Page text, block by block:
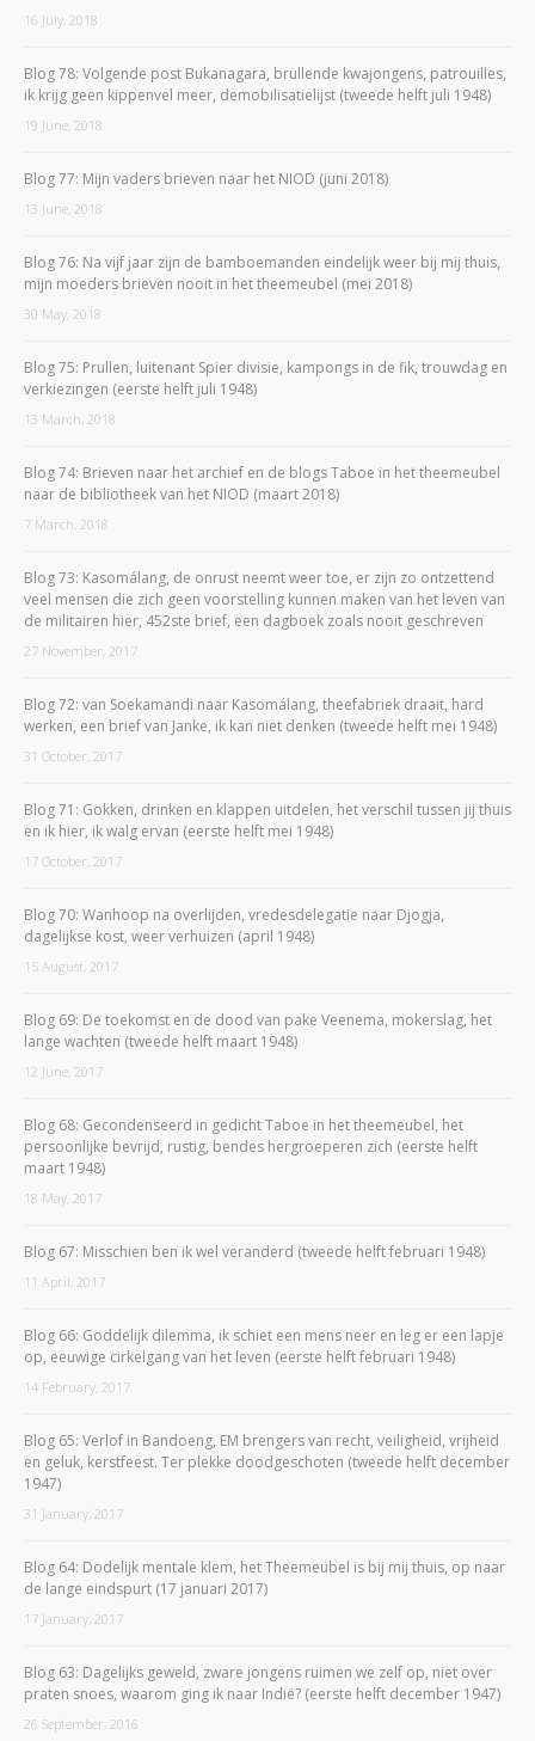
16 July, 2018
Blog 78: Volgende post Bukanagara, brullende kwajongens, patrouilles,
ik krijg geen kippenvel meer, demobilisatielijst (tweede helft juli 1948)
19 June, 2018
Blog 77: Mijn vaders brieven naar het NIOD (juni 2018)
13 June, 2018
Blog 76: Na vijf jaar zijn de bamboemanden eindelijk weer bij mij thuis,
mijn moeders brieven nooit in het theemeubel (mei 2018)
30 May, 2018
Blog 75: Prullen, luitenant Spier divisie, kampongs in de fik, trouwdag en
verkiezingen (eerste helft juli 1948)
13 March, 2018
Blog 74: Brieven naar het archief en de blogs Taboe in het theemeubel
naar de bibliotheek van het NIOD (maart 2018)
7 March, 2018
Blog 73: Kasomálang, de onrust neemt weer toe, er zijn zo ontzettend
veel mensen die zich geen voorstelling kunnen maken van het leven van
de militairen hier, 452ste brief, een dagboek zoals nooit geschreven
27 November, 2017
Blog 72: van Soekamandi naar Kasomálang, theefabriek draait, hard
werken, een brief van Janke, ik kan niet denken (tweede helft mei 1948)
31 October, 2017
Blog 71: Gokken, drinken en klappen uitdelen, het verschil tussen jij thuis
en ik hier, ik walg ervan (eerste helft mei 1948)
17 October, 2017
Blog 70: Wanhoop na overlijden, vredesdelegatie naar Djogja,
dagelijkse kost, weer verhuizen (april 1948)
15 August, 2017
Blog 69: De toekomst en de dood van pake Veenema, mokerslag, het
lange wachten (tweede helft maart 1948)
12 June, 2017
Blog 68: Gecondenseerd in gedicht Taboe in het theemeubel, het
persoonlijke bevrijd, rustig, bendes hergroeperen zich (eerste helft
maart 1948)
18 May, 2017
Blog 67: Misschien ben ik wel veranderd (tweede helft februari 1948)
11 April, 2017
Blog 66: Goddelijk dilemma, ik schiet een mens neer en leg er een lapje
op, eeuwige cirkelgang van het leven (eerste helft februari 1948)
14 February, 2017
Blog 65: Verlof in Bandoeng, EM brengers van recht, veiligheid, vrijheid
en geluk, kerstfeest. Ter plekke doodgeschoten (tweede helft december
1947)
31 January, 2017
Blog 64: Dodelijk mentale klem, het Theemeubel is bij mij thuis, op naar
de lange eindspurt (17 januari 2017)
17 January, 2017
Blog 63: Dagelijks geweld, zware jongens ruimen we zelf op, niet over
praten snoes, waarom ging ik naar Indië? (eerste helft december 1947)
26 September, 2016